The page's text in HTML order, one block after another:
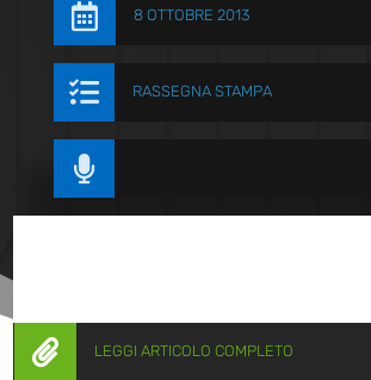
 8 OTTOBRE 2013
 RASSEGNA STAMPA

 LEGGI ARTICOLO COMPLETO